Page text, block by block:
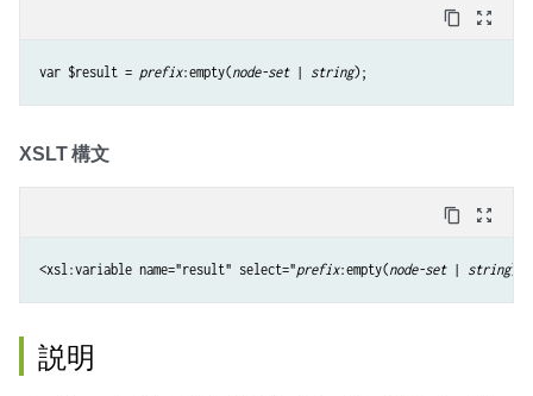
content_copy zoom_out_map
var $result = prefix:empty(node-set | string
XSLT 構文
content_copy zoom_out_map
<xsl:variable name="result" select="prefix:empty(node-set | string
説明